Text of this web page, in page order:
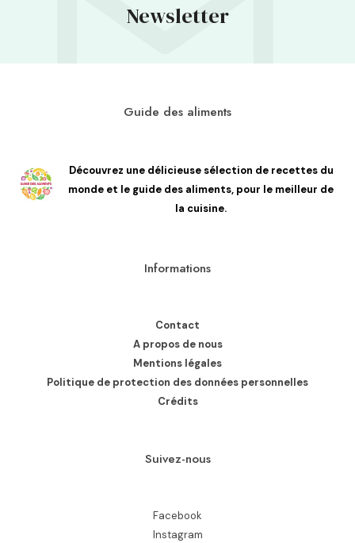
Newsletter
Guide des aliments
Découvrez une délicieuse sélection de recettes du
monde et le guide des aliments, pour le meilleur de
la cuisine.
Informations
Contact
A propos de nous
Mentions légales
Politique de protection des données personnelles
Crédits
Suivez-nous
Facebook
Instagram